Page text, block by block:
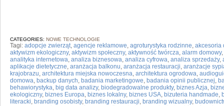
CATEGORIES: NOWE TECHNOLOGIE
Tagi: adopcje zwierząt, agencje reklamowe, agroturystyka rodzinne, akcesoria
aktywizm ekologiczny, aktywizm społeczny, aktywność twórcza, alarm domowy,
analityka internetowa, analiza biznesowa, analiza cyfrowa, analiza sprzedaży,
aplikacje dietetyczne, aranżacja balkonu, aranżacja restauracji, aranżacje
krajobrazu, architektura miejska nowoczesna, architektura ogrodowa,
domowa, backup danych, badania marketingowe, badania opinii publicznej,
behawiorystyka, big data analizy, biodegradowalne produkty, biznes Azja,
ekologiczny, biznes Europa, biznes lokalny, biznes USA, bizuteria handmade,
literacki, branding osobisty, branding restauracji, branding wizualny,